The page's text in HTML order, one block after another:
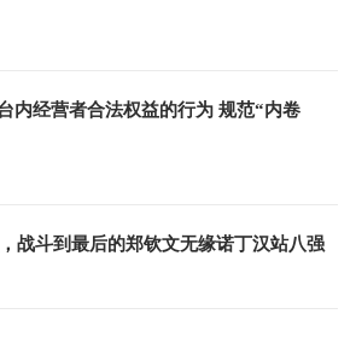
内经营者合法权益的行为 规范“内卷
战斗到最后的郑钦文无缘诺丁汉站八强